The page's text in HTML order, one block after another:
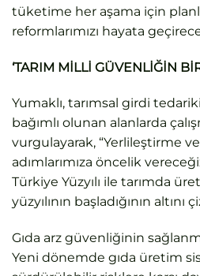
tüketime her aşama için
reformlarımızı hayata
‘TARIM MİLLİ GÜVENLİĞİN
Yumaklı, tarımsal girdi
bağımlı olunan alanlarda
vurgulayarak, “Yerlileştirme
adımlarımıza öncelik
Türkiye Yüzyılı ile tarımda
yüzyılının başladığının
Gıda arz güvenliğinin
Yeni dönemde gıda üretim